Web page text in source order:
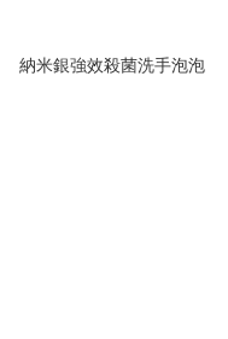
納米銀強效殺菌洗手泡泡